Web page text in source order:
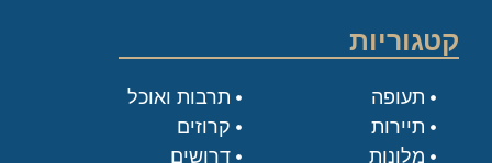
קטגוריות
תעופה
תיירות
מלונות
תרבות ואוכל
קרוזים
דרושים